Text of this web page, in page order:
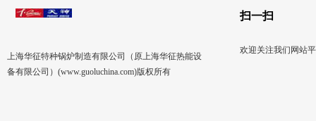
上海华征特种锅炉制造有限公司（原上海华征热能设
备有限公司）(www.guoluchina.com)版权所有
扫一扫
欢迎关注我们网站